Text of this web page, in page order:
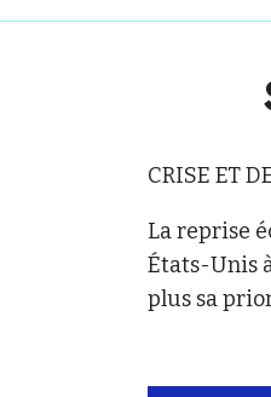
CRISE ET
La reprise
États-Unis
plus sa